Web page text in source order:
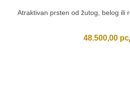
Atraktivan prsten od žutog, belog ili
48.500,00